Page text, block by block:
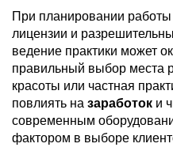
При планировании
лицензии и
ведение практики может
правильный выбор места
красоты или частная
повлиять назаработоки
современным
фактором в выборе